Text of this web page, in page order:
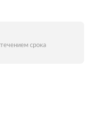
срока